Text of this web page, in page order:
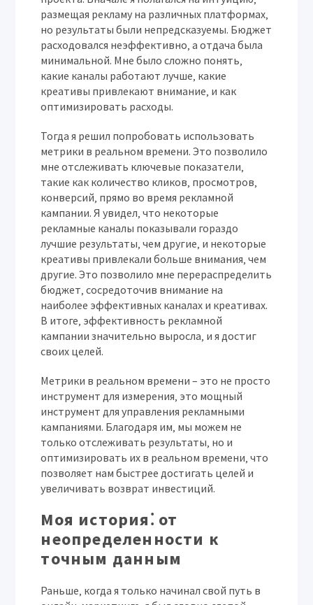
размещая рекламу на различных платформах‚
но результаты были непредсказуемы. Бюджет
расходовался неэффективно‚ а отдача была
минимальной. Мне было сложно понять‚
какие каналы работают лучше‚ какие
креативы привлекают внимание‚ и как
оптимизировать расходы.
Тогда я решил попробовать использовать
метрики в реальном времени. Это позволило
мне отслеживать ключевые показатели‚
такие как количество кликов‚ просмотров‚
конверсий‚ прямо во время рекламной
кампании. Я увидел‚ что некоторые
рекламные каналы показывали гораздо
лучшие результаты‚ чем другие‚ и некоторые
креативы привлекали больше внимания‚ чем
другие. Это позволило мне перераспределить
бюджет‚ сосредоточив внимание на
наиболее эффективных каналах и креативах.
В итоге‚ эффективность рекламной
кампании значительно выросла‚ и я достиг
своих целей.
Метрики в реальном времени – это не просто
инструмент для измерения‚ это мощный
инструмент для управления рекламными
кампаниями. Благодаря им‚ мы можем не
только отслеживать результаты‚ но и
оптимизировать их в реальном времени‚ что
позволяет нам быстрее достигать целей и
увеличивать возврат инвестиций.
Моя история⁚ от
неопределенности к
точным данным
Раньше‚ когда я только начинал свой путь в